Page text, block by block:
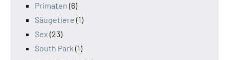
Primaten (6)
Säugetiere (1)
Sex (23)
South Park (1)